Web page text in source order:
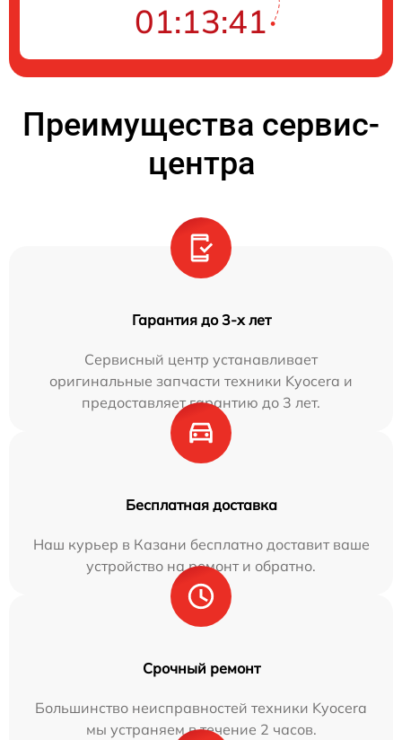
01:13:40
Преимущества сервис-
центра
Гарантия до 3-х лет
Сервисный центр устанавливает
оригинальные запчасти техники Kyocera и
предоставляет гарантию до 3 лет.
Бесплатная доставка
Наш курьер в Казани бесплатно доставит ваше
устройство на ремонт и обратно.
Срочный ремонт
Большинство неисправностей техники Kyocera
мы устраняем в течение 2 часов.